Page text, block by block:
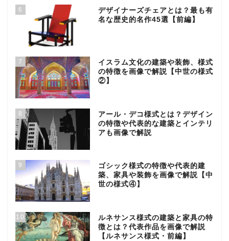
6
デザイナーズチェアとは？最も有
名な歴史的名作45選【前編】
7
イスラム文化の建築や装飾、様式
の特徴を画像で解説【中世の様式
②】
8
アール・デコ様式とは？デザイン
の特徴や代表的な建築とインテリ
アも画像で解説
9
ゴシック様式の特徴や代表的建
築、家具や装飾を画像で解説【中
世の様式④】
10
ルネサンス様式の建築と家具の特
徴とは？代表作品を画像で解説
【ルネサンス様式・前編】